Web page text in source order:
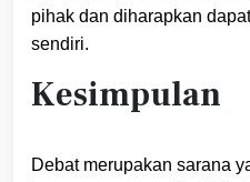
pihak dan diharapkan
sendiri.
Kesimpulan
Debat merupakan sarana